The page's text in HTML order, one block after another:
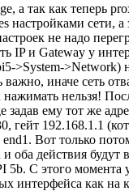
а так как теперь
настройками сети, а
не надо
IP и Gateway у
>System->Network)
важно, иначе сеть
нельзя!
задав ему тот же
гейт 192.168.1.1
Вот только
оба действия будут
5b. С этого момента
интерфейса как на